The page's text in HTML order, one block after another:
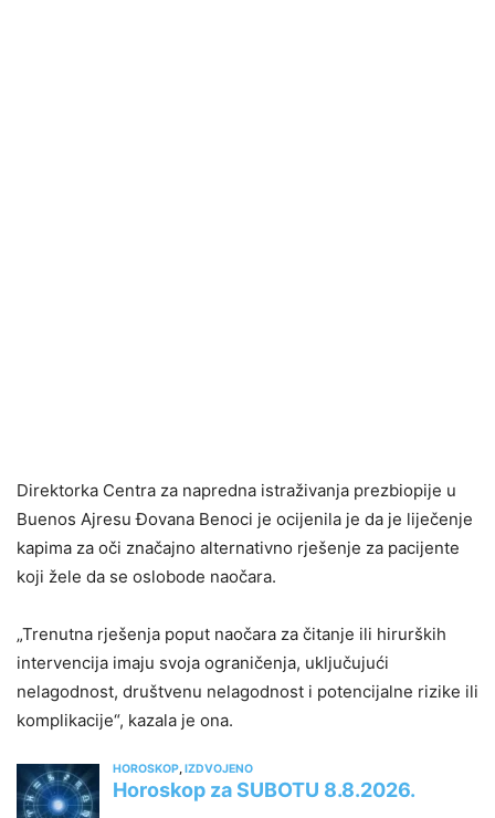
Direktorka Centra za napredna istraživanja prezbiopije u
Buenos Ajresu Đovana Benoci je ocijenila je da je liječenje
kapima za oči značajno alternativno rješenje za pacijente
koji žele da se oslobode naočara.
„Trenutna rješenja poput naočara za čitanje ili hirurških
intervencija imaju svoja ograničenja, uključujući
nelagodnost, društvenu nelagodnost i potencijalne rizike ili
komplikacije“, kazala je ona.